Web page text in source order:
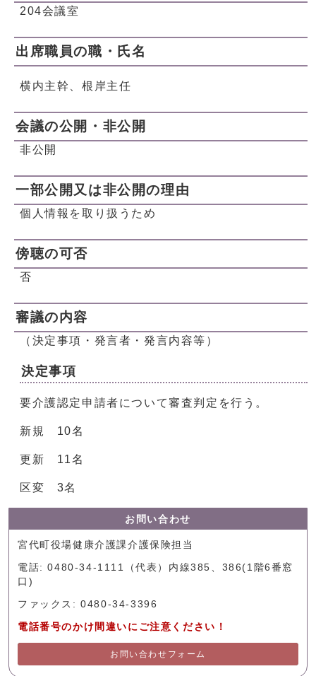
204会議室
出席職員の職・氏名
横内主幹、根岸主任
会議の公開・非公開
非公開
一部公開又は非公開の理由
個人情報を取り扱うため
傍聴の可否
否
審議の内容
（決定事項・発言者・発言内容等）
決定事項
要介護認定申請者について審査判定を行う。
新規 10名
更新 11名
区変 3名
お問い合わせ
宮代町役場健康介護課介護保険担当
電話: 0480-34-1111（代表）内線385、386(1階6番窓
口)
ファックス: 0480-34-3396
電話番号のかけ間違いにご注意ください！
お問い合わせフォーム